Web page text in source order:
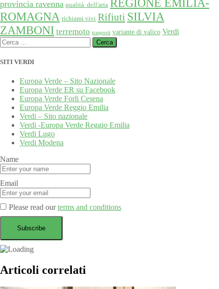
provincia ravenna qualità dell'aria REGIONE EMILIA-
ROMAGNA richiami vivi Rifiuti SILVIA
ZAMBONI terremoto trasporti variante di valico Verdi
Ricerca
per:
SITI VERDI
Europa Verde – Sito Nazionale
Europa Verde ER su Facebook
Europa Verde Forli Cesena
Europa Verde Reggio Emilia
Verdi – Sito nazionale
Verdi -Europa Verde Reggio Emilia
Verdi Lugo
Verdi Modena
Name
Email
Please read ourterms and conditions
Articoli correlati